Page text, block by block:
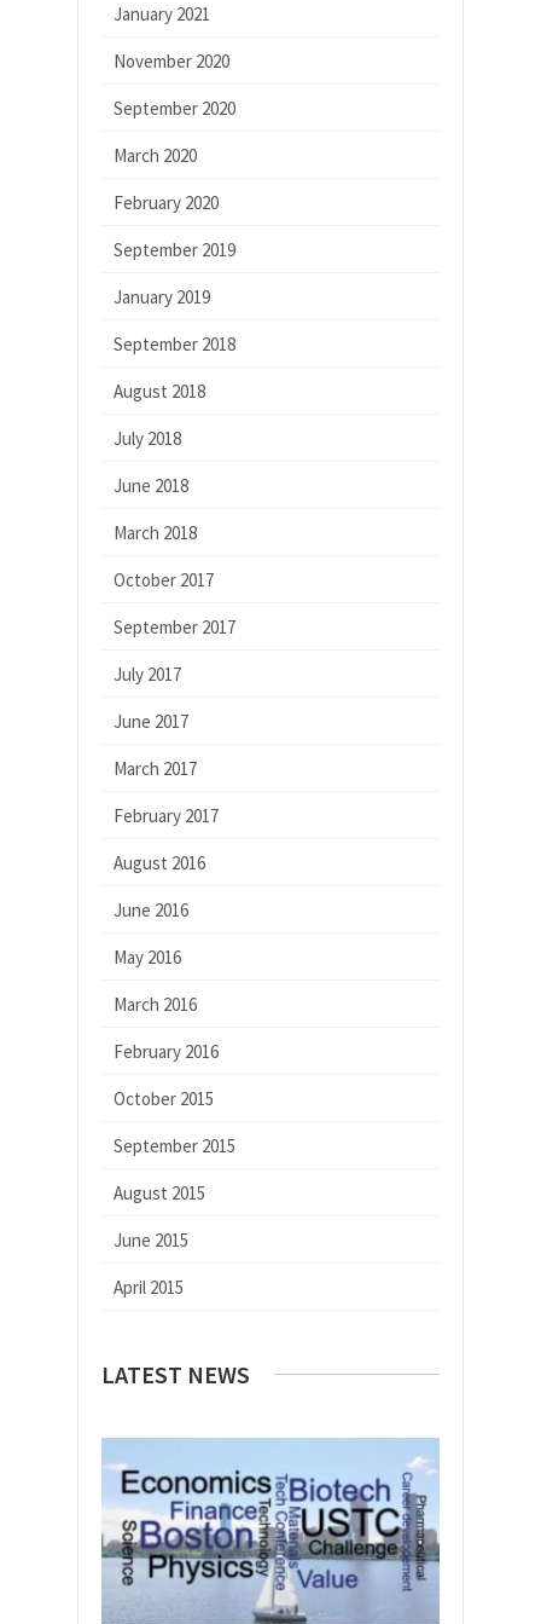
January 2021
November 2020
September 2020
March 2020
February 2020
September 2019
January 2019
September 2018
August 2018
July 2018
June 2018
March 2018
October 2017
September 2017
July 2017
June 2017
March 2017
February 2017
August 2016
June 2016
May 2016
March 2016
February 2016
October 2015
September 2015
August 2015
June 2015
April 2015
LATEST NEWS